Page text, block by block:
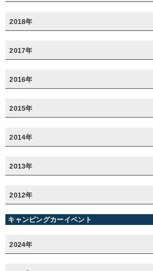
2018年
2017年
2016年
2015年
2014年
2013年
2012年
キャンピングカーイベント
2024年